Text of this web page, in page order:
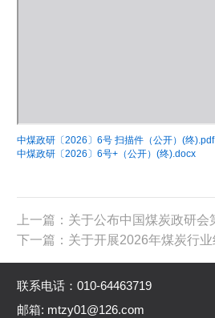
中煤政研〔2026〕6号 扫描件（公开）(终).pdf
中煤政研〔2026〕6号+（公开）(终).docx
联系电话：010-64463719
邮箱: mtzy01@126.com